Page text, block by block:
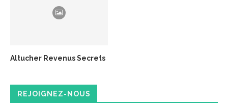
Altucher Revenus Secrets
REJOIGNEZ-NOUS